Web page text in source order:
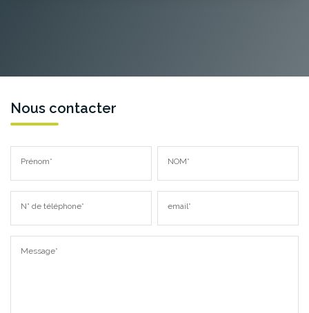
Nous contacter
Prénom* NOM*
N° de téléphone* email*
Message*